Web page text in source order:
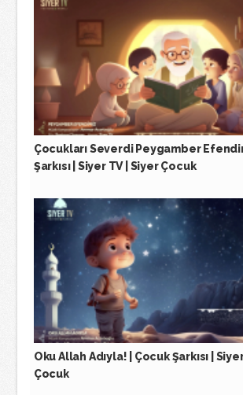
Çocukları Severdi Peygamber
Şarkısı | Siyer TV | Siyer Çocuk
Oku Allah Adıyla! | Çocuk Şarkısı |
Çocuk